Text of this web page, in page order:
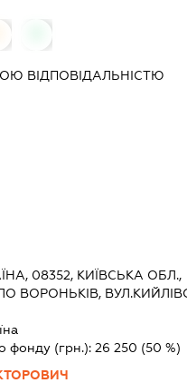
ВІДПОВІДАЛЬНІСТЮ
08352, КИЇВСЬКА ОБЛ.,
ВОРОНЬКІВ,
фонду (грн.): 26 250 (50 %)